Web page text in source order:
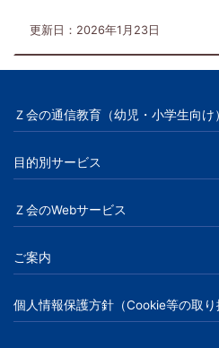
更新日：2026年1月23日
Ｚ会の通信教育（幼児・小学生向け
目的別サービス
Ｚ会のWebサービス
ご案内
個人情報保護方針（Cookie等の取り